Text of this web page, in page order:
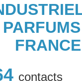
FRANCE
contacts